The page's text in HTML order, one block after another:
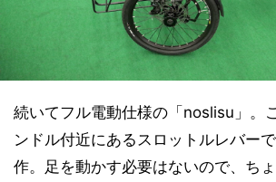
続いてフル電動仕様の「noslisu」。
ンドル付近にあるスロットルレバー
作。足を動かす必要はないので、ち